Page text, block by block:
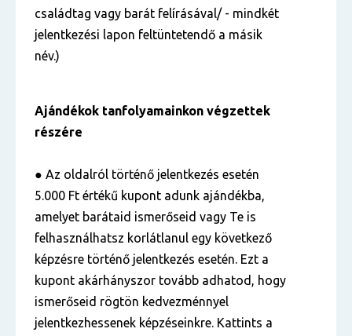
családtag vagy barát felírásával/ - mindkét
jelentkezési lapon feltüntetendő a másik
név.)
Ajándékok tanfolyamainkon végzettek
részére
● Az oldalról történő jelentkezés esetén
5.000 Ft értékű kupont adunk ajándékba,
amelyet barátaid ismerőseid vagy Te is
felhasználhatsz korlátlanul egy következő
képzésre történő jelentkezés esetén. Ezt a
kupont akárhányszor tovább adhatod, hogy
ismerőseid rögtön kedvezménnyel
jelentkezhessenek képzéseinkre. Kattints a